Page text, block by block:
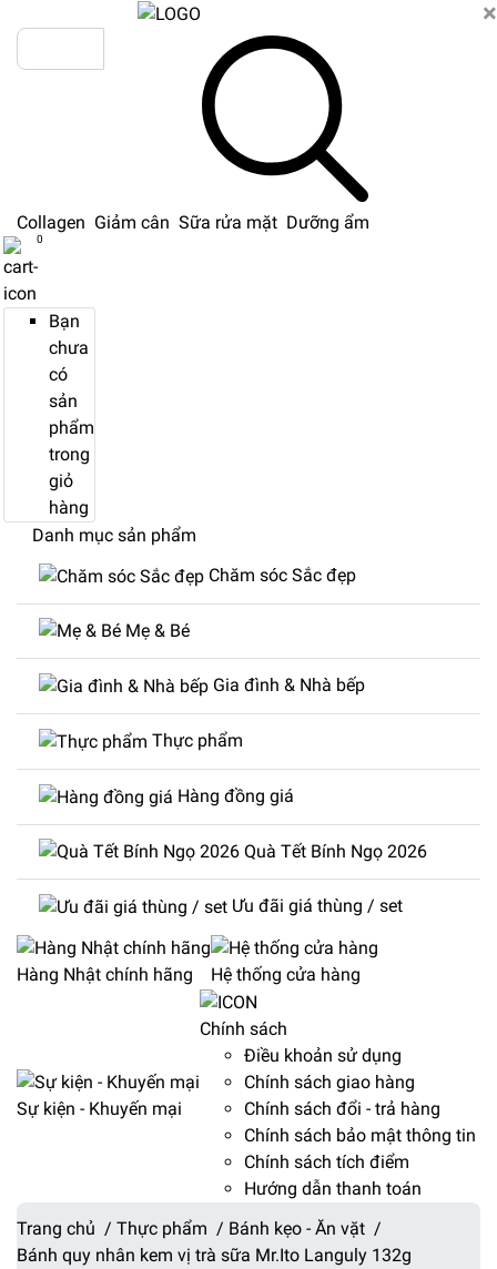
×
Collagen Giảm cân Sữa rửa mặt Dưỡng ẩm
0
Bạn
chưa
có
sản
phẩm
trong
giỏ
hàng
Danh mục sản phẩm
Chăm sóc Sắc đẹp
Mẹ & Bé
Gia đình & Nhà bếp
Thực phẩm
Hàng đồng giá
Quà Tết Bính Ngọ 2026
Ưu đãi giá thùng / set
Hàng Nhật chính hãng Hệ thống cửa hàng
Sự kiện - Khuyến mại
Chính sách
Điều khoản sử dụng
Chính sách giao hàng
Chính sách đổi - trả hàng
Chính sách bảo mật thông tin
Chính sách tích điểm
Hướng dẫn thanh toán
Trang chủ / Thực phẩm / Bánh kẹo - Ăn vặt /
Bánh quy nhân kem vị trà sữa Mr.Ito Languly 132g